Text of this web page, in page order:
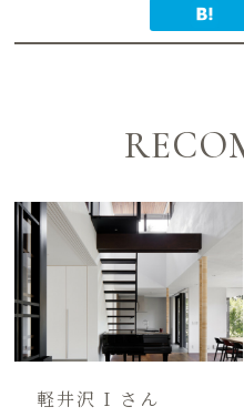
軽井沢 I さん